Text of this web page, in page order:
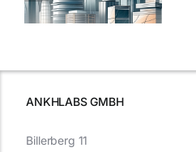
auf Glas
ANKHLABS GMBH
Billerberg 11